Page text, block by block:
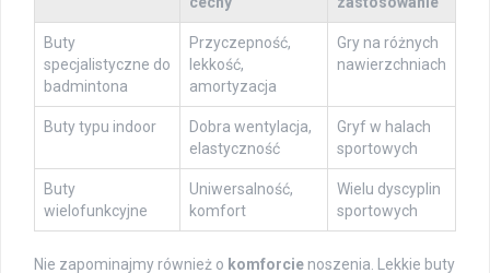
Buty
specjalistyczne do
badmintona
Przyczepność,
lekkość,
amortyzacja
Gry na różnych
nawierzchniach
Buty typu indoor
Dobra wentylacja,
elastyczność
Gryf w halach
sportowych
Buty
wielofunkcyjne
Uniwersalność,
komfort
Wielu dyscyplin
sportowych
Nie zapominajmy również o komforcie noszenia. Lekkie buty